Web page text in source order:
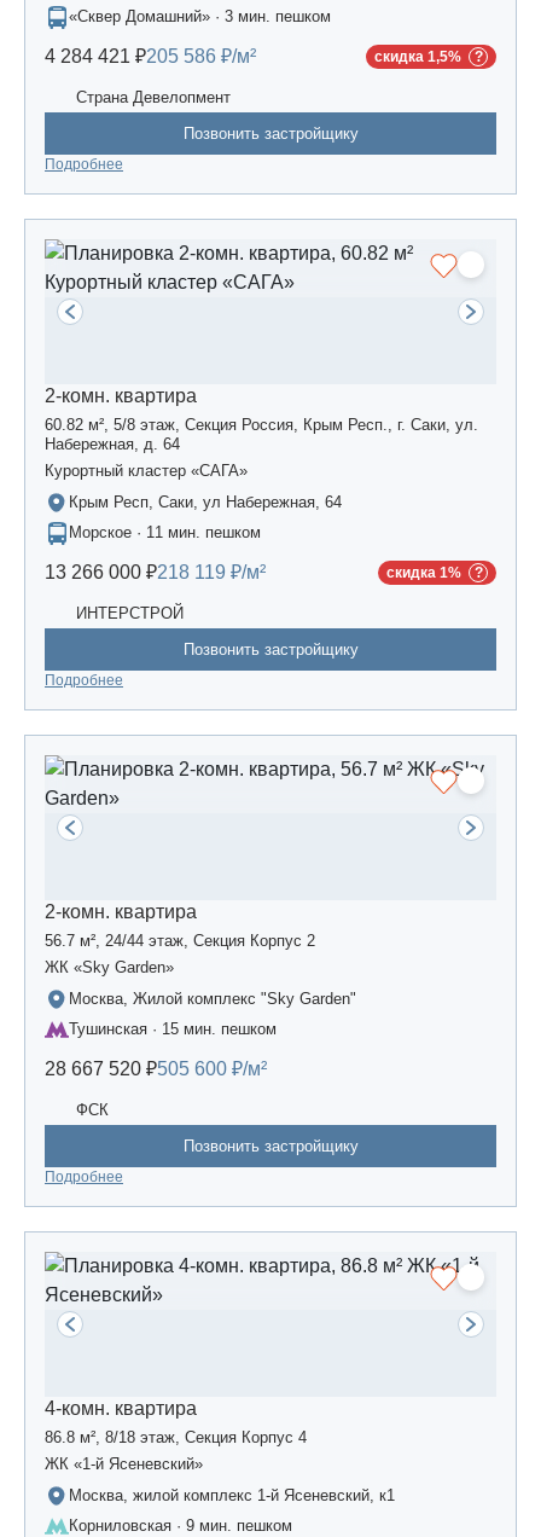
«Сквер Домашний» · 3 мин. пешком
4 284 421 ₽205 586 ₽/м² скидка 1,5%
Страна Девелопмент
Позвонить застройщику
Подробнее
2-комн. квартира
60.82 м², 5/8 этаж, Секция Россия, Крым Респ., г. Саки, ул.
Набережная, д. 64
Курортный кластер «САГА»
Крым Респ, Саки, ул Набережная, 64
Морское · 11 мин. пешком
13 266 000 ₽218 119 ₽/м² скидка 1%
ИНТЕРСТРОЙ
Позвонить застройщику
Подробнее
2-комн. квартира
56.7 м², 24/44 этаж, Секция Корпус 2
ЖК «Sky Garden»
Москва, Жилой комплекс "Sky Garden"
Тушинская · 15 мин. пешком
28 667 520 ₽505 600 ₽/м²
ФСК
Позвонить застройщику
Подробнее
4-комн. квартира
86.8 м², 8/18 этаж, Секция Корпус 4
ЖК «1-й Ясеневский»
Москва, жилой комплекс 1-й Ясеневский, к1
Корниловская · 9 мин. пешком